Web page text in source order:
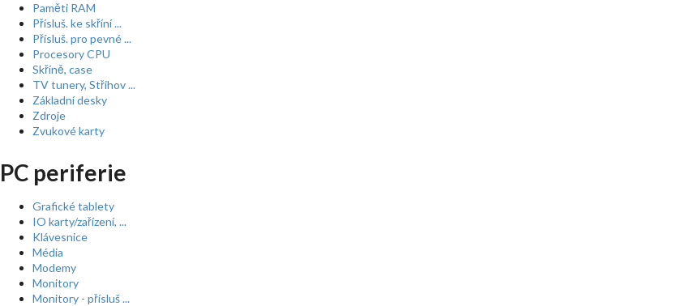
Paměti RAM
Přísluš. ke skříní ...
Přísluš. pro pevné ...
Procesory CPU
Skříně, case
TV tunery, Střihov ...
Základní desky
Zdroje
Zvukové karty
PC periferie
Grafické tablety
IO karty/zařízení, ...
Klávesnice
Média
Modemy
Monitory
Monitory - přísluš ...